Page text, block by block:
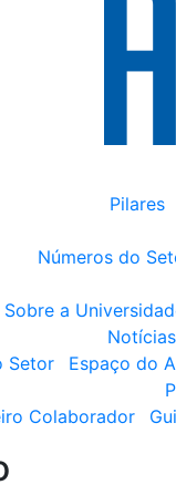
Pilares
Números do
Sobre a
Notícias
Setor
Espaço do
Colaborador